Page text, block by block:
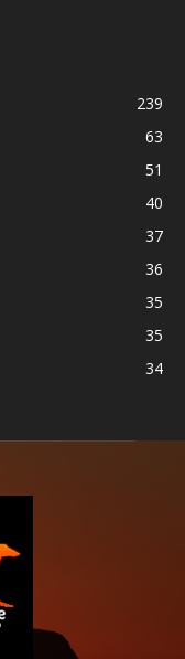
239
63
51
40
37
36
35
35
34